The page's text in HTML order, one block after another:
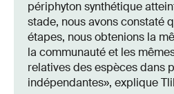
périphyton synthétique
stade, nous avons constaté
étapes, nous obtenions la
la communauté et les
relatives des espèces dans
indépendantes», explique